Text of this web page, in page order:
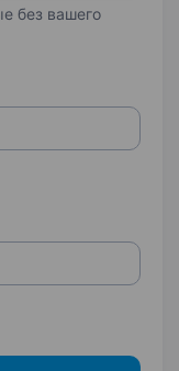
без вашего